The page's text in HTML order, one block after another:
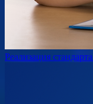
Реализация